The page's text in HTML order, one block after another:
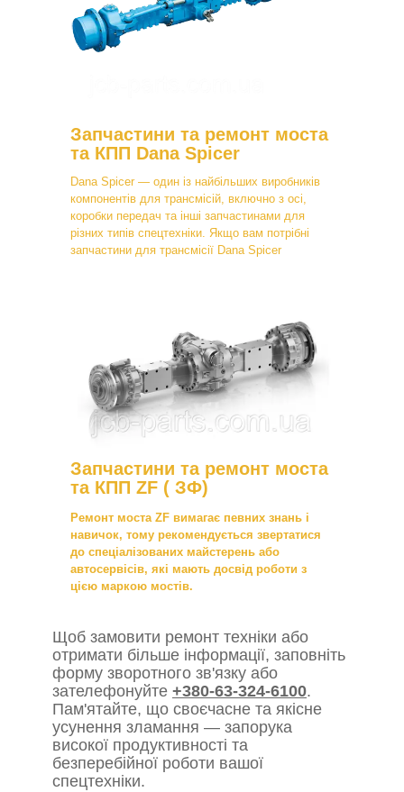
Запчастини та ремонт моста
та КПП Dana Spicer
Dana Spicer — один із найбільших виробників
компонентів для трансмісій, включно з осі,
коробки передач та інші запчастинами для
різних типів спецтехніки. Якщо вам потрібні
запчастини для трансмісії Dana Spicer
Запчастини та ремонт моста
та КПП ZF ( ЗФ)
Ремонт моста ZF вимагає певних знань і
навичок, тому рекомендується звертатися
до спеціалізованих майстерень або
автосервісів, які мають досвід роботи з
цією маркою мостів.
Щоб замовити ремонт техніки або
отримати більше інформації, заповніть
форму зворотного зв'язку або
зателефонуйте +380-63-324-6100.
Пам'ятайте, що своєчасне та якісне
усунення зламання — запорука
високої продуктивності та
безперебійної роботи вашої
спецтехніки.